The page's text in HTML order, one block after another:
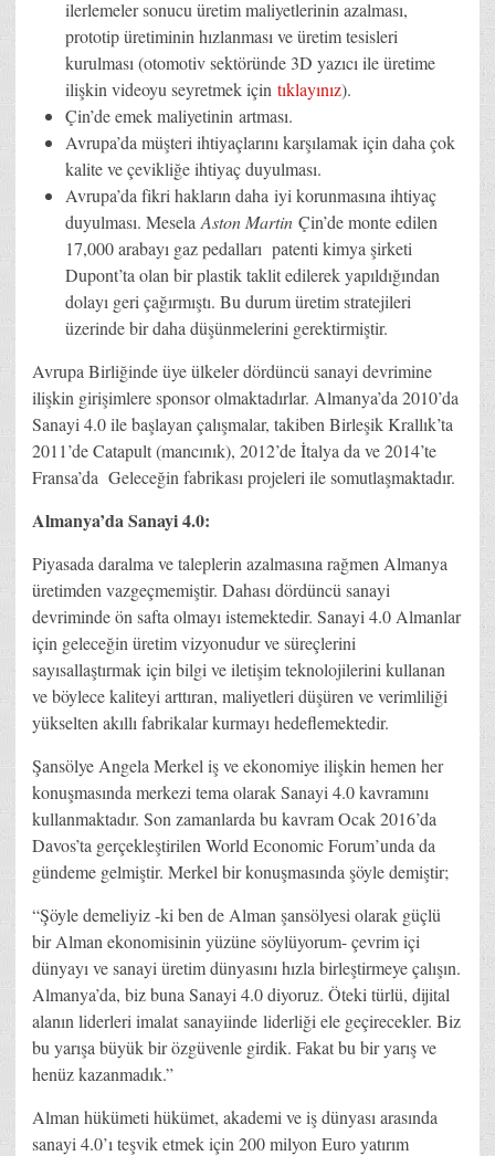
ilerlemeler sonucu üretim maliyetlerinin azalması,
prototip üretiminin hızlanması ve üretim tesisleri
kurulması (otomotiv sektöründe 3D yazıcı ile üretime
ilişkin videoyu seyretmek için tıklayınız).
Çin’de emek maliyetinin artması.
Avrupa’da müşteri ihtiyaçlarını karşılamak için daha çok
kalite ve çevikliğe ihtiyaç duyulması.
Avrupa’da fikri hakların daha iyi korunmasına ihtiyaç
duyulması. Mesela Aston Martin Çin’de monte edilen
17,000 arabayı gaz pedalları patenti kimya şirketi
Dupont’ta olan bir plastik taklit edilerek yapıldığından
dolayı geri çağırmıştı. Bu durum üretim stratejileri
üzerinde bir daha düşünmelerini gerektirmiştir.
Avrupa Birliğinde üye ülkeler dördüncü sanayi devrimine
ilişkin girişimlere sponsor olmaktadırlar. Almanya’da 2010’da
Sanayi 4.0 ile başlayan çalışmalar, takiben Birleşik Krallık’ta
2011’de Catapult (mancınık), 2012’de İtalya da ve 2014’te
Fransa’da Geleceğin fabrikası projeleri ile somutlaşmaktadır.
Almanya’da Sanayi 4.0:
Piyasada daralma ve taleplerin azalmasına rağmen Almanya
üretimden vazgeçmemiştir. Dahası dördüncü sanayi
devriminde ön safta olmayı istemektedir. Sanayi 4.0 Almanlar
için geleceğin üretim vizyonudur ve süreçlerini
sayısallaştırmak için bilgi ve iletişim teknolojilerini kullanan
ve böylece kaliteyi arttıran, maliyetleri düşüren ve verimliliği
yükselten akıllı fabrikalar kurmayı hedeflemektedir.
Şansölye Angela Merkel iş ve ekonomiye ilişkin hemen her
konuşmasında merkezi tema olarak Sanayi 4.0 kavramını
kullanmaktadır. Son zamanlarda bu kavram Ocak 2016’da
Davos’ta gerçekleştirilen World Economic Forum’unda da
gündeme gelmiştir. Merkel bir konuşmasında şöyle demiştir;
“Şöyle demeliyiz -ki ben de Alman şansölyesi olarak güçlü
bir Alman ekonomisinin yüzüne söylüyorum- çevrim içi
dünyayı ve sanayi üretim dünyasını hızla birleştirmeye çalışın.
Almanya’da, biz buna Sanayi 4.0 diyoruz. Öteki türlü, dijital
alanın liderleri imalat sanayiinde liderliği ele geçirecekler. Biz
bu yarışa büyük bir özgüvenle girdik. Fakat bu bir yarış ve
henüz kazanmadık.”
Alman hükümeti hükümet, akademi ve iş dünyası arasında
sanayi 4.0’ı teşvik etmek için 200 milyon Euro yatırım